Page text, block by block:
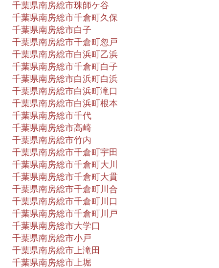
千葉県南房総市珠師ケ谷
千葉県南房総市千倉町久保
千葉県南房総市白子
千葉県南房総市千倉町忽戸
千葉県南房総市白浜町乙浜
千葉県南房総市千倉町白子
千葉県南房総市白浜町白浜
千葉県南房総市白浜町滝口
千葉県南房総市白浜町根本
千葉県南房総市千代
千葉県南房総市高崎
千葉県南房総市竹内
千葉県南房総市千倉町宇田
千葉県南房総市千倉町大川
千葉県南房総市千倉町大貫
千葉県南房総市千倉町川合
千葉県南房総市千倉町川口
千葉県南房総市千倉町川戸
千葉県南房総市大学口
千葉県南房総市小戸
千葉県南房総市上滝田
千葉県南房総市上堀